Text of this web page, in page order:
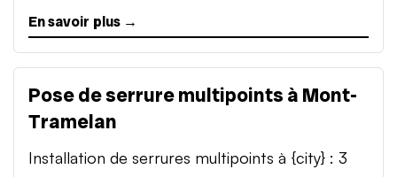
En savoir plus →
Pose de serrure multipoints à Mont-
Tramelan
Installation de serrures multipoints à {city} : 3